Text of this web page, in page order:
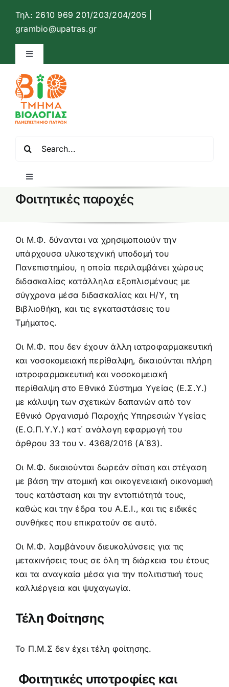
περιεχόμενο
Τηλ: 2610 969 201/203/204/205 |
grambio@upatras.gr
Toggle
Ιστότοπος Τμήματος Βιολογίας
Επικοινωνία
Ελληνικά
Toggle
Navigation
Αρχική
Προκήρυξη – αίτηση
Κανονισμός
Πληροφορίες Μεταπτυχιακών Σπουδών
Ανακοινώσεις
Φοιτητικές παροχές
Οι Μ.Φ. δύνανται να χρησιμοποιούν την
υπάρχουσα υλικοτεχνική υποδομή του
Πανεπιστημίου, η οποία περιλαμβάνει χώρους
διδασκαλίας κατάλληλα εξοπλισμένους με
σύγχρονα μέσα διδασκαλίας και Η/Υ, τη
Βιβλιοθήκη, και τις εγκαταστάσεις του
Τμήματος.
Οι Μ.Φ. που δεν έχουν άλλη ιατροφαρμακευτική
και νοσοκομειακή περίθαλψη, δικαιούνται πλήρη
ιατροφαρμακευτική και νοσοκομειακή
περίθαλψη στο Εθνικό Σύστημα Υγείας (Ε.Σ.Υ.)
με κάλυψη των σχετικών δαπανών από τον
Εθνικό Οργανισμό Παροχής Υπηρεσιών Υγείας
(Ε.Ο.Π.Υ.Υ.) κατ΄ ανάλογη εφαρμογή του
άρθρου 33 του ν. 4368/2016 (Α΄83).
Οι Μ.Φ. δικαιούνται δωρεάν σίτιση και στέγαση
με βάση την ατομική και οικογενειακή οικονομική
τους κατάσταση και την εντοπιότητά τους,
καθώς και την έδρα του Α.Ε.Ι., και τις ειδικές
συνθήκες που επικρατούν σε αυτό.
Οι Μ.Φ. λαμβάνουν διευκολύνσεις για τις
μετακινήσεις τους σε όλη τη διάρκεια του έτους
και τα αναγκαία μέσα για την πολιτιστική τους
καλλιέργεια και ψυχαγωγία.
Τέλη Φοίτησης
Το Π.Μ.Σ δεν έχει τέλη φοίτησης.
Φοιτητικές υποτροφίες και